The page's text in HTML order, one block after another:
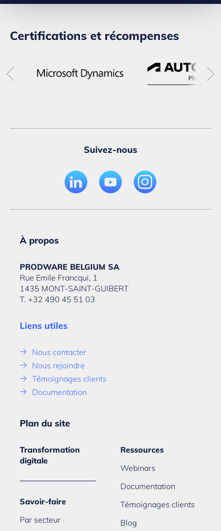
Certifications et récompenses
Suivez-nous
À propos
PRODWARE BELGIUM SA
Rue Emile Francqui, 1
1435 MONT-SAINT-GUIBERT
T. +32 490 45 51 03
Liens utiles
Nous contacter
Nous rejoindre
Témoignages clients
Documentation
Plan du site
Transformation
digitale
Savoir-faire
Par secteur
Ressources
Webinars
Documentation
Témoignages clients
Blog